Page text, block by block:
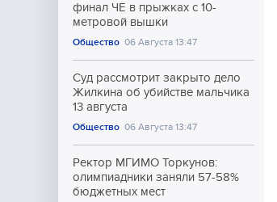
финал ЧЕ в прыжках с 10-
метровой вышки
Общество 06 Августа 13:47
Суд рассмотрит закрыто дело
Жилкина об убийстве мальчика
13 августа
Общество 06 Августа 13:47
Ректор МГИМО Торкунов:
олимпиадники заняли 57-58%
бюджетных мест